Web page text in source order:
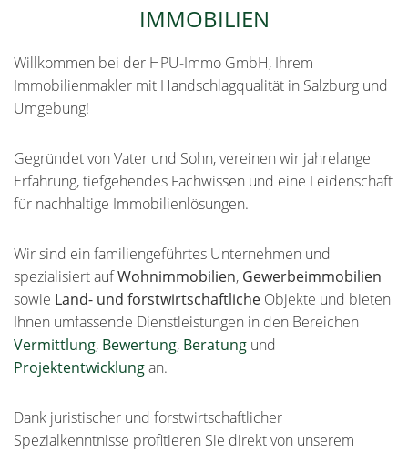
IMMOBILIEN
Willkommen bei der HPU-Immo GmbH, Ihrem
Immobilienmakler mit Handschlagqualität in Salzburg und
Umgebung!
Gegründet von Vater und Sohn, vereinen wir jahrelange
Erfahrung, tiefgehendes Fachwissen und eine Leidenschaft
für nachhaltige Immobilienlösungen.
Wir sind ein familiengeführtes Unternehmen und
spezialisiert aufWohnimmobilien, Gewerbeimmobilien
sowie Land- und forstwirtschaftliche Objekte und bieten
Ihnen umfassende Dienstleistungen in den Bereichen
Vermittlung, Bewertung, Beratung und
Projektentwicklungan.
Dank juristischer und forstwirtschaftlicher
Spezialkenntnisse profitieren Sie direkt von unserem